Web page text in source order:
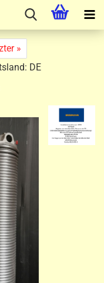
»
DE